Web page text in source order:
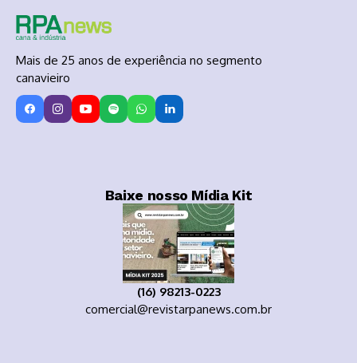
Mais de 25 anos de experiência no segmento
canavieiro
Baixe nosso Mídia Kit
(16) 98213-0223
comercial@revistarpanews.com.br